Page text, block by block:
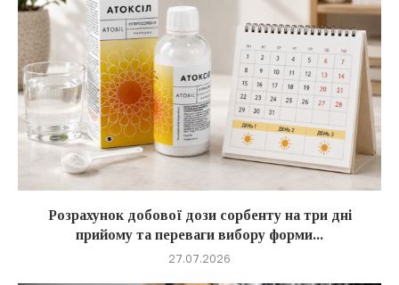
Розрахунок добової дози сорбенту на три дні
прийому та переваги вибору форми...
27.07.2026